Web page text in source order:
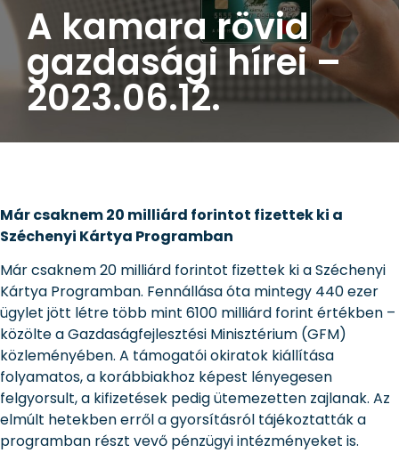
A kamara rövid
gazdasági hírei –
2023.06.12.
Már csaknem 20 milliárd forintot fizettek ki a
Széchenyi Kártya Programban
Már csaknem 20 milliárd forintot fizettek ki a Széchenyi
Kártya Programban. Fennállása óta mintegy 440 ezer
ügylet jött létre több mint 6100 milliárd forint értékben –
közölte a Gazdaságfejlesztési Minisztérium (GFM)
közleményében. A támogatói okiratok kiállítása
folyamatos, a korábbiakhoz képest lényegesen
felgyorsult, a kifizetések pedig ütemezetten zajlanak. Az
elmúlt hetekben erről a gyorsításról tájékoztatták a
programban részt vevő pénzügyi intézményeket is.